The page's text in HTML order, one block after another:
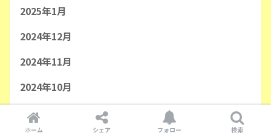
2025年1月
2024年12月
2024年11月
2024年10月
2024年9月
ホーム シェア フォロー 検索